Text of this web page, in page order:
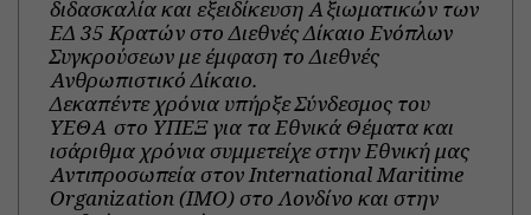
διδασκαλία και εξειδίκευση Αξιωματικών των
ΕΔ 35 Κρατών στο Διεθνές Δίκαιο Ενόπλων
Συγκρούσεων με έμφαση το Διεθνές
Ανθρωπιστικό Δίκαιο.
Δεκαπέντε χρόνια υπήρξε Σύνδεσμος του
ΥΕΘΑ στο ΥΠΕΞ για τα Εθνικά Θέματα και
ισάριθμα χρόνια συμμετείχε στην Εθνική μας
Αντιπροσωπεία στον International Maritime
Organization (IΜΟ) στο Λονδίνο και στην